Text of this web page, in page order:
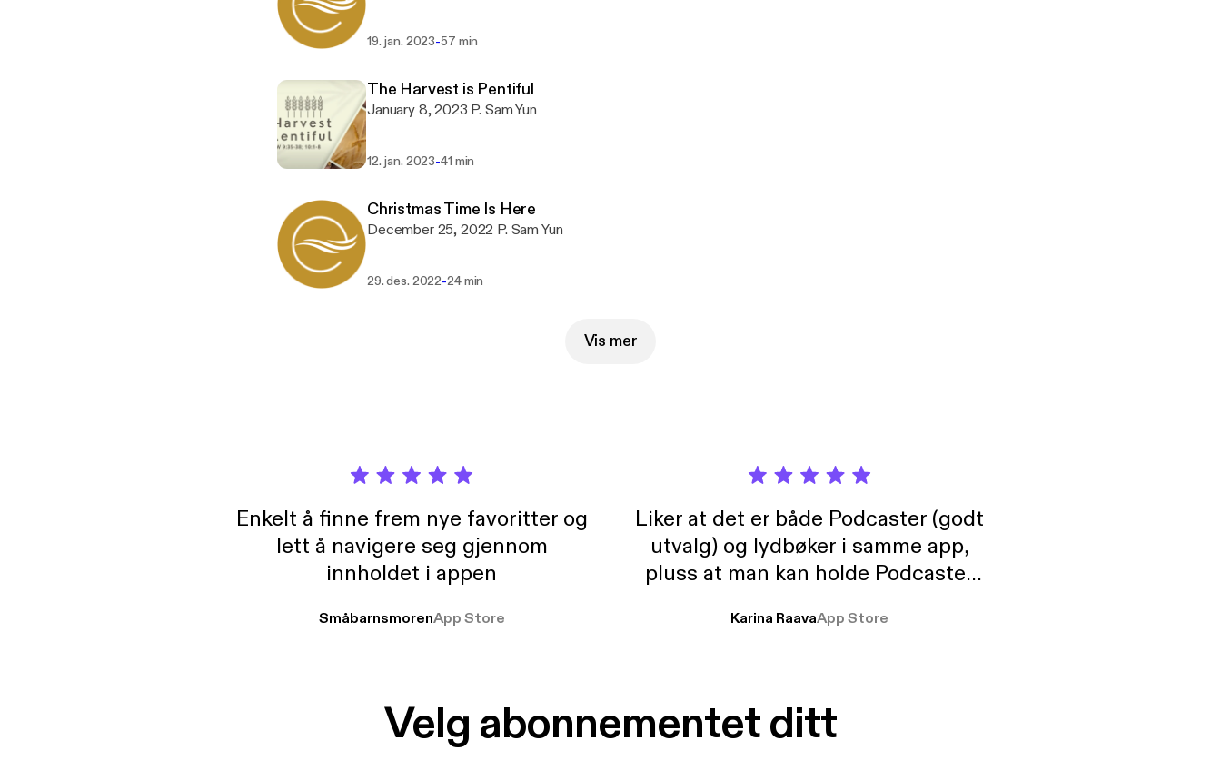
19. jan. 2023-57 min
The Harvest is Pentiful
January 8, 2023 P. Sam Yun
12. jan. 2023-41 min
Christmas Time Is Here
December 25, 2022 P. Sam Yun
29. des. 2022-24 min
Vis mer
Enkelt å finne frem nye favoritter og
lett å navigere seg gjennom
innholdet i appen
SmåbarnsmorenApp Store
Liker at det er både Podcaster (godt
utvalg) og lydbøker i samme app,
pluss at man kan holde Podcaster
Karina RaavaApp Store
Velg abonnementet ditt